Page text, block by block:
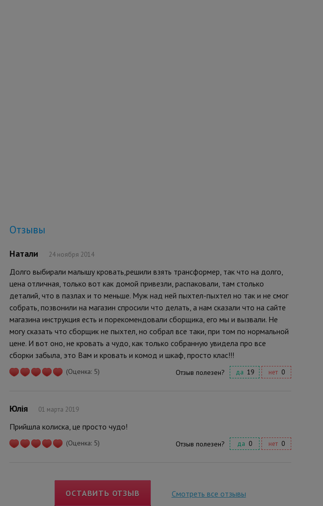
Отзывы
Натали 24 ноября 2014
Долго выбирали малышу кровать,решили взять трансформер, так что на долго,
цена отличная, только вот как домой привезли, распаковали, там столько
деталий, что в пазлах и то меньше. Муж над ней пыхтел-пыхтел но так и не смог
собрать, позвонили на магазин спросили что делать, а нам сказали что на сайте
магазина инструкция есть и порекомендовали сборщика, его мы и вызвали. Не
могу сказать что сборщик не пыхтел, но собрал все таки, при том по нормальной
цене. И вот оно, не кровать а чудо, как только собранную увидела про все
сборки забыла, это Вам и кровать и комод и шкаф, просто клас!!!
(Оценка: 5) Отзыв полезен? да 19 нет 0
Юлія 01 марта 2019
Прийшла колиска, це просто чудо!
(Оценка: 5) Отзыв полезен? да 0 нет 0
ОСТАВИТЬ ОТЗЫВ Смотреть все отзывы